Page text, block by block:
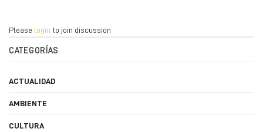
Please login to join discussion
CATEGORÍAS
ACTUALIDAD
AMBIENTE
CULTURA